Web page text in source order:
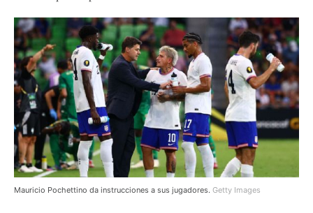
Mauricio Pochettino da instrucciones a sus jugadores. Getty Images